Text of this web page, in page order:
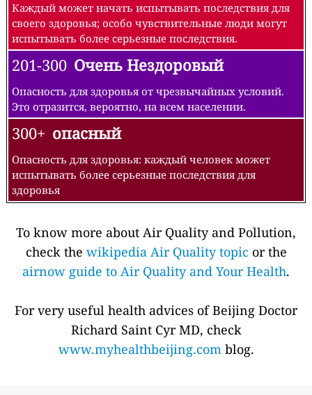
Каждый может начать испытывать последствия для
своего здоровья; особо чувствительные люди могут
испытывать более серьезные последствия.
201-300 Очень Нездоровый
Опасность для здоровья от чрезвычайных условий.
Это отразится, вероятно, на всем населении.
300+ опасный
Опасность для здоровья: каждый человек может
испытывать более серьезные последствия для
здоровья
To know more about Air Quality and Pollution,
check the wikipedia Air Quality topic or the
airnow guide to Air Quality and Your Health.
For very useful health advices of Beijing Doctor
Richard Saint Cyr MD, check
www.myhealthbeijing.comblog.